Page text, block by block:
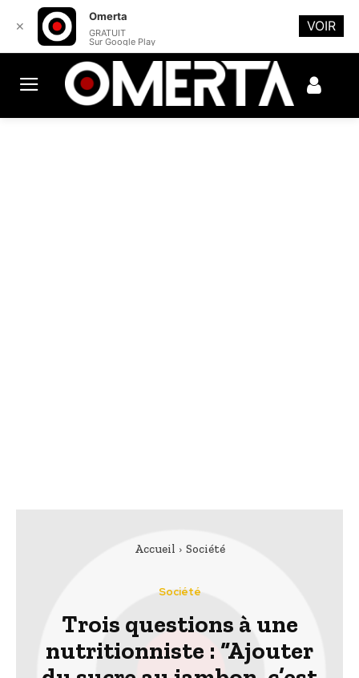
Accueil Société
Société
Trois questions à une
nutritionniste : “Ajouter
✕
Omerta
GRATUIT
Sur Google Play
VOIR